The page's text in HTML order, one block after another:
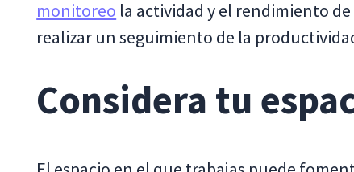
monitoreo la actividad y el rendimiento
realizar un seguimiento de la
Considera tu